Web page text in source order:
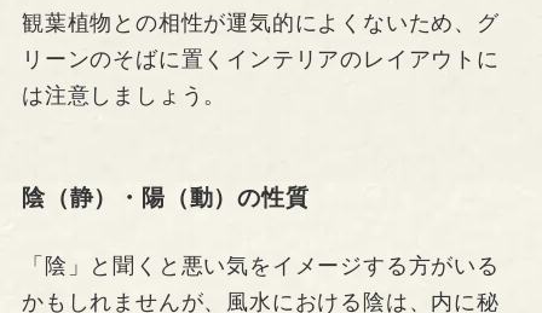
観葉植物との相性が運気的によくないため、グ
リーンのそばに置くインテリアのレイアウトに
は注意しましょう。
陰（静）・陽（動）の性質
「陰」と聞くと悪い気をイメージする方がいる
かもしれませんが、風水における陰は、内に秘